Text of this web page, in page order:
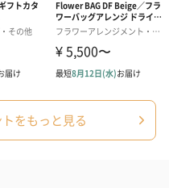
ラワー
プリザーブドフラワーを同
。
をもっと見る